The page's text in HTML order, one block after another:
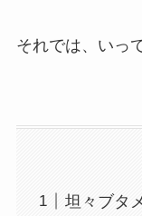
それでは、いっ
坦々ブタ